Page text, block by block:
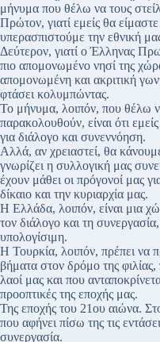
μήνυμα που θέλω να τους
Πρώτον, γιατί εμείς θα
υπερασπιστούμε την εθνική
Δεύτερον, γιατί ο Έλληνας
πιο απομονωμένο νησί της
απομονωμένη και ακριτική
φτάσει κολυμπώντας.
Το μήνυμα, λοιπόν, που θέλω
παρακολουθούν, είναι ότι
για διάλογο και συνεννόηση.
Αλλά, αν χρειαστεί, θα
γνωρίζει η συλλογική μας
έχουν μάθει οι πρόγονοί μας
δίκαιο και την κυριαρχία μας.
Η Ελλάδα, λοιπόν, είναι μια
τον διάλογο και τη
υπολογίσιμη.
Η Τουρκία, λοιπόν, πρέπει να
βήματα στον δρόμο της φιλίας,
λαοί μας και που
προοπτικές της εποχής μας.
Της εποχής του 21ου αιώνα.
που αφήνει πίσω της τις
συνεργασία.